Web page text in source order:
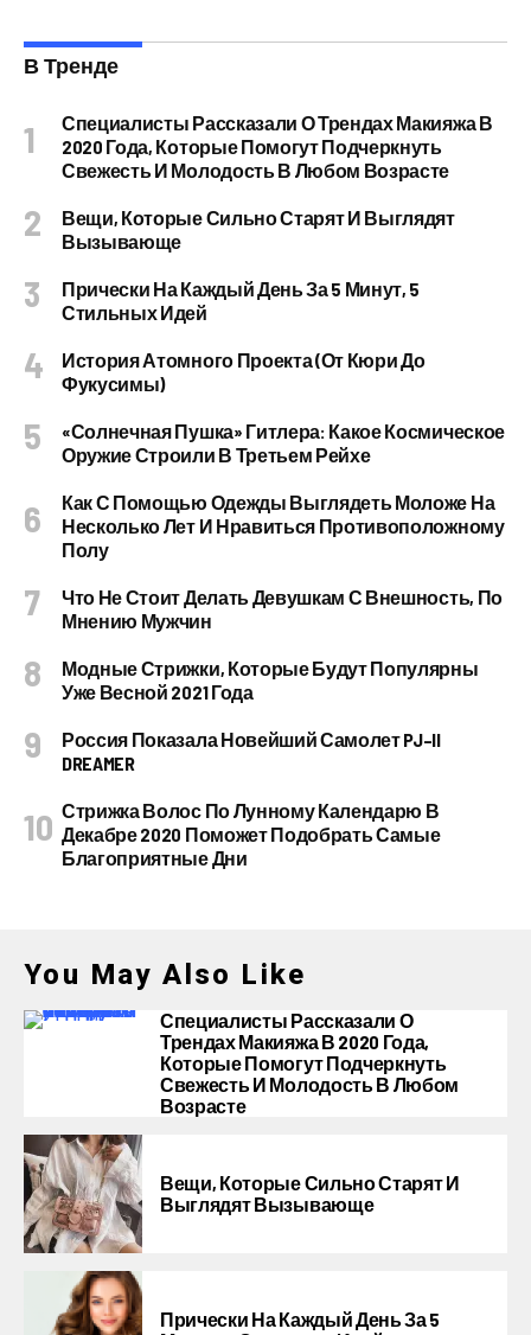
В Тренде
Специалисты Рассказали О Трендах Макияжа В
2020 Года, Которые Помогут Подчеркнуть
Свежесть И Молодость В Любом Возрасте
Вещи, Которые Сильно Старят И Выглядят
Вызывающе
Прически На Каждый День За 5 Минут, 5
Стильных Идей
История Атомного Проекта (от Кюри До
Фукусимы)
«Солнечная Пушка» Гитлера: Какое Космическое
Оружие Строили В Третьем Рейхе
Как С Помощью Одежды Выглядеть Моложе На
Несколько Лет И Нравиться Противоположному
Полу
Что Не Стоит Делать Девушкам С Внешность, По
Мнению Мужчин
Модные Стрижки, Которые Будут Популярны
Уже Весной 2021 Года
Россия Показала Новейший Самолет PJ–II
DREAMER
Стрижка Волос По Лунному Календарю В
Декабре 2020 Поможет Подобрать Самые
Благоприятные Дни
You May Also Like
Специалисты Рассказали О
Трендах Макияжа В 2020 Года,
Которые Помогут Подчеркнуть
Свежесть И Молодость В Любом
Возрасте
Вещи, Которые Сильно Старят И
Выглядят Вызывающе
Прически На Каждый День За 5